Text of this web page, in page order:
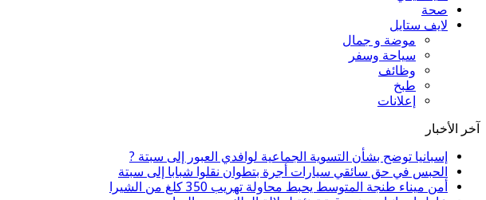
صحة
لايف ستايل
موضة و جمال
سياحة وسفر
وظائف
طبخ
إعلانات
آخر الأخبار
إسبانيا توضح بشأن التسوية الجماعية لوافدي العبور إلى سبتة ?
الحبس في حق سائقي سيارات أجرة بتطوان نقلوا شبابا إلى سبتة
أمن ميناء طنجة المتوسط يحبط محاولة تهريب 350 كلغ من الشيرا